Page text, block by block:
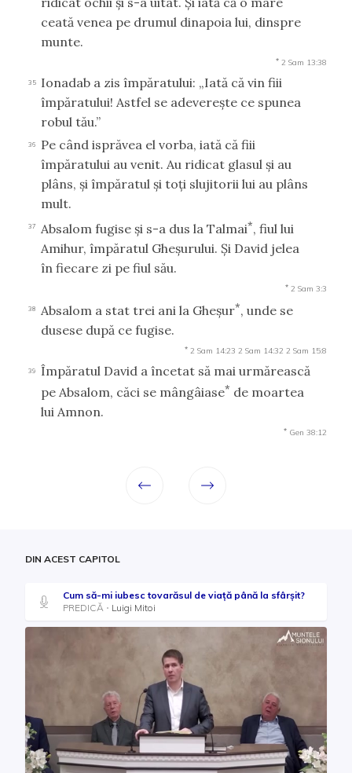
ceată venea pe drumul dinapoia lui, dinspre
munte.
* 2 Sam 13:38
35
Ionadab a zis împăratului: „Iată că vin fiii
împăratului! Astfel se adevereşte ce spunea
robul tău.”
36
Pe când isprăvea el vorba, iată că fiii
împăratului au venit. Au ridicat glasul şi au
plâns, şi împăratul şi toţi slujitorii lui au plâns
mult.
37 Absalom fugise şi s-a dus la Talmai*, fiul lui
Amihur, împăratul Gheşurului. Şi David jelea
în fiecare zi pe fiul său.
* 2 Sam 3:3
38 Absalom a stat trei ani la Gheşur*, unde se
dusese după ce fugise.
* 2 Sam 14:23 2 Sam 14:32 2 Sam 15:8
39
Împăratul David a încetat să mai urmărească
pe Absalom, căci se mângâiase* de moartea
lui Amnon.
* Gen 38:12
DIN ACEST CAPITOL
Cum să-mi iubesc tovarăsul de viață până la sfârșit?
PREDICĂ
Luigi Mitoi